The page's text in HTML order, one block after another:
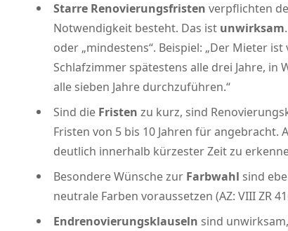
Starre Renovierungsfristen verpflichten
Notwendigkeit besteht. Das ist unwirksam
oder „mindestens“. Beispiel: „Der Mieter
Schlafzimmer spätestens alle drei Jahre, in
alle sieben Jahre durchzuführen.“
Sind die Fristen zu kurz, sind
Fristen von 5 bis 10 Jahren für
deutlich innerhalb kürzester Zeit zu
Besondere Wünsche zur Farbwahl sind
neutrale Farben voraussetzen (AZ: VIII ZR
Endrenovierungsklauseln sind